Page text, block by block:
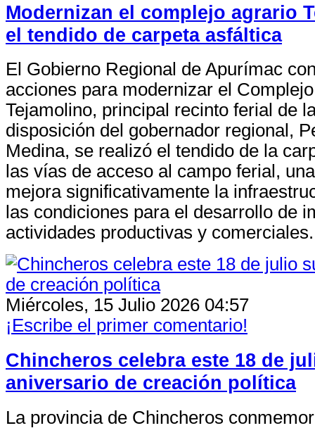
Modernizan el complejo agrario
el tendido de carpeta asfáltica
El Gobierno Regional de Apurímac
acciones para modernizar el
Tejamolino, principal recinto ferial de
disposición del gobernador regional,
Medina, se realizó el tendido de la
las vías de acceso al campo ferial,
mejora significativamente la
las condiciones para el desarrollo de
actividades productivas y comerciales.
Miércoles, 15 Julio 2026 04:57
¡Escribe el primer comentario!
Chincheros celebra este 18 de
aniversario de creación política
La provincia de Chincheros